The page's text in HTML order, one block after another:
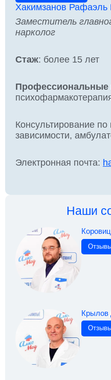
Хакимзанов Рафаэль
Заместитель
нарколог
Стаж: более 15 лет
Профессиональные
Консультирование
зависимости,
Электронная почта:
Наши
Крылов